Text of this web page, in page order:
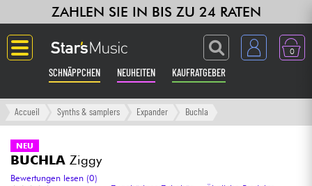
ZAHLEN SIE IN BIS ZU 24 RATEN
0
SCHNÄPPCHEN NEUHEITEN KAUFRATGEBER
Langue
Verstärker & Effekte
Accueil Synths & samplers Expander Buchla
NEU
BUCHLA Ziggy
Bewertungen lesen (0)